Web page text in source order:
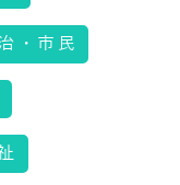
・市民